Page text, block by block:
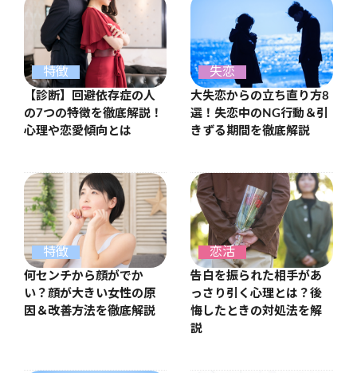
特徴
【診断】回避依存症の人
の7つの特徴を徹底解説！
心理や恋愛傾向とは
失恋
大失恋からの立ち直り方8
選！失恋中のNG行動＆引
きずる期間を徹底解説
特徴
何センチから顔がでか
い？顔が大きい女性の原
因＆改善方法を徹底解説
恋活
告白を振られた相手があ
っさり引く心理とは？後
悔したときの対処法を解
説